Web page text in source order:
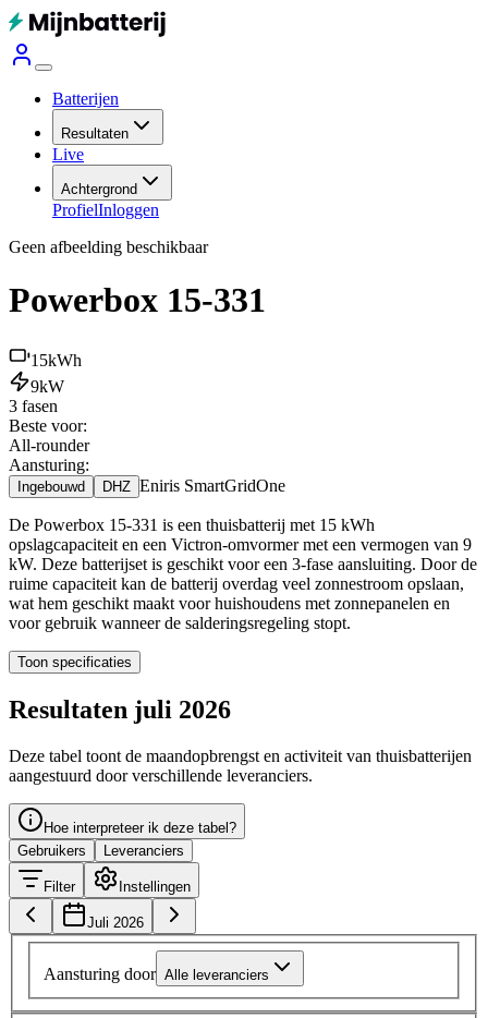
Batterijen
Resultaten
Live
Achtergrond
ProfielInloggen
Geen afbeelding beschikbaar
Powerbox 15-331
15kWh
9kW
3 fasen
Beste voor:
All-rounder
Aansturing:
Ingebouwd DHZ Eniris SmartGridOne
De Powerbox 15-331 is een thuisbatterij met 15 kWh
opslagcapaciteit en een Victron-omvormer met een vermogen van 9
kW. Deze batterijset is geschikt voor een 3-fase aansluiting. Door de
ruime capaciteit kan de batterij overdag veel zonnestroom opslaan,
wat hem geschikt maakt voor huishoudens met zonnepanelen en
voor gebruik wanneer de salderingsregeling stopt.
Toon specificaties
Resultaten juli 2026
Deze tabel toont de maandopbrengst en activiteit van thuisbatterijen
aangestuurd door verschillende leveranciers.
Hoe interpreteer ik deze tabel?
Gebruikers
Leveranciers
Filter Instellingen
Juli 2026
Aansturing door Alle leveranciers